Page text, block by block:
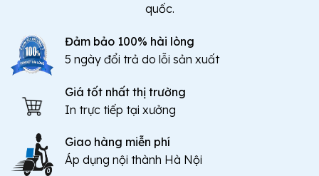
quốc.
Đảm bảo 100% hài lòng
5 ngày đổi trả do lỗi sản xuất
Giá tốt nhất thị trường
In trực tiếp tại xưởng
Giao hàng miễn phí
Áp dụng nội thành Hà Nội